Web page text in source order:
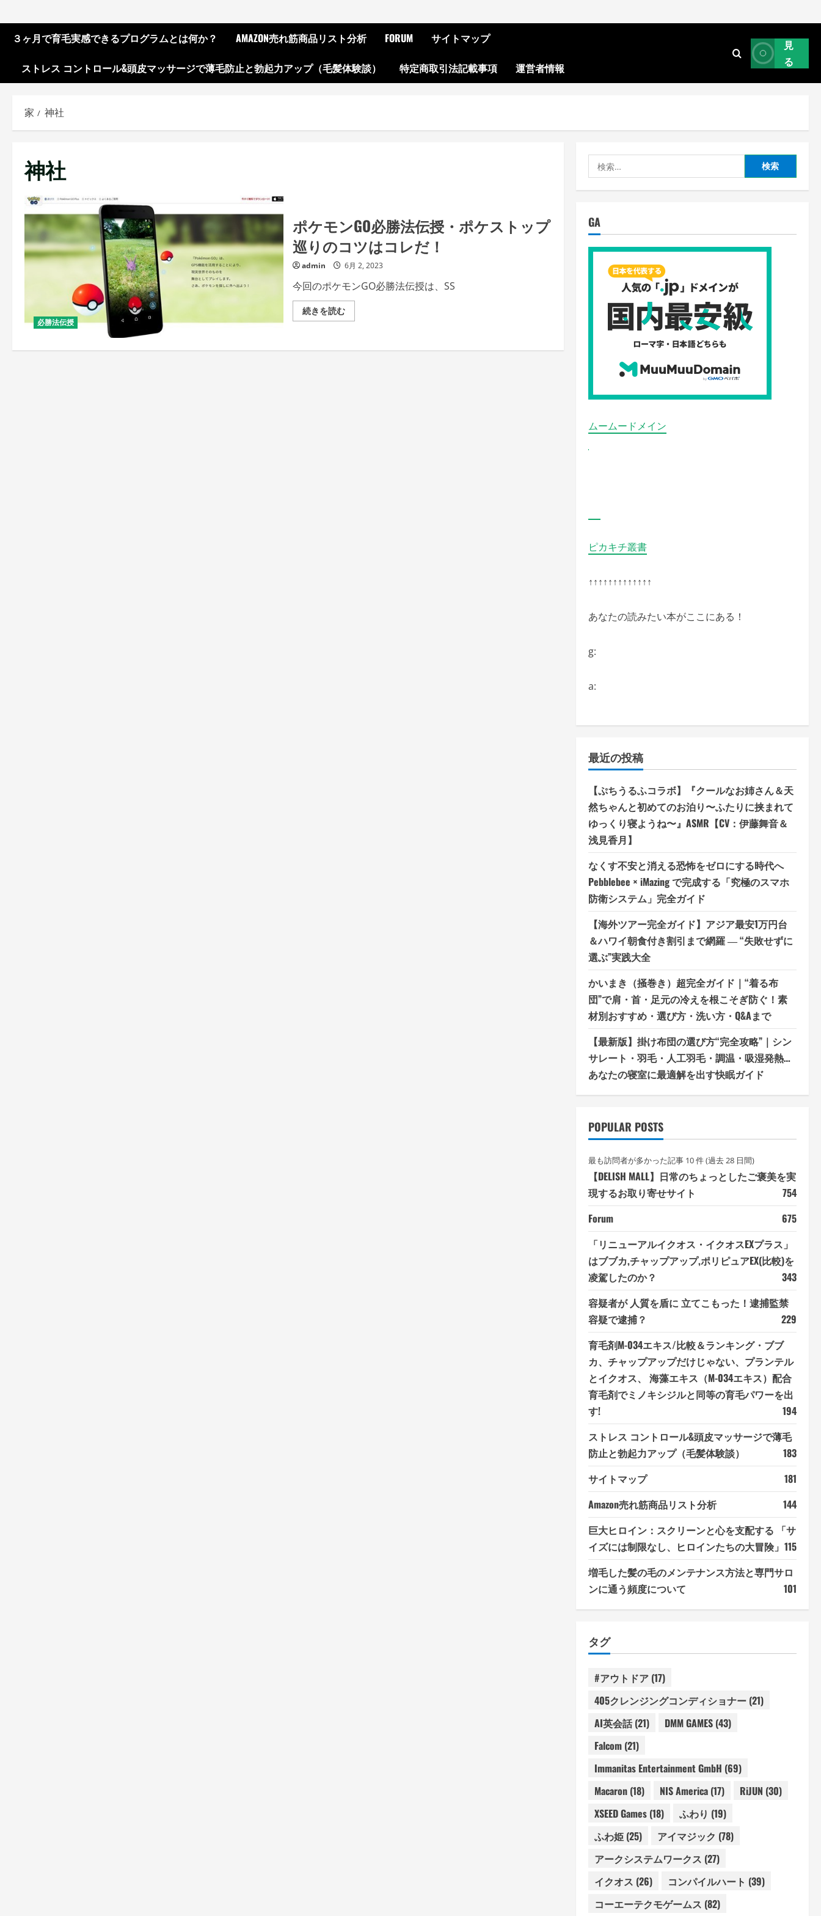
３ヶ月で育毛実感できるプログラムとは何か？ AMAZON売れ筋商品リスト分析 FORUM サイトマップ
ストレス コントロール&頭皮マッサージで薄毛防止と勃起力アップ（毛髪体験談） 特定商取引法記載事項 運営者情報
見
る
家 神社
神社
必勝法伝授
ポケモンGO必勝法伝授・ポケストップ
巡りのコツはコレだ！
admin 6月 2, 2023
今回のポケモンGO必勝法伝授は、SS
続きを読むポ
ケ
必
索:
GA
ムームードメイン
ピカキチ叢書
↑↑↑↑↑↑↑↑↑↑↑↑↑
あなたの読みたい本がここにある！
g:
a:
最近の投稿
【ぷちうるふコラボ】『クールなお姉さん＆天
然ちゃんと初めてのお泊り〜ふたりに挟まれて
ゆっくり寝ようね〜』ASMR【CV：伊藤舞音＆
浅見香月】
なくす不安と消える恐怖をゼロにする時代へ
Pebblebee × iMazing で完成する「究極のスマホ
防衛システム」完全ガイド
【海外ツアー完全ガイド】アジア最安1万円台
＆ハワイ朝食付き割引まで網羅 ― “失敗せずに
選ぶ”実践大全
かいまき（掻巻き）超完全ガイド｜“着る布
団”で肩・首・足元の冷えを根こそぎ防ぐ！素
材別おすすめ・選び方・洗い方・Q&Aまで
【最新版】掛け布団の選び方“完全攻略”｜シン
サレート・羽毛・人工羽毛・調温・吸湿発熱…
あなたの寝室に最適解を出す快眠ガイド
POPULAR POSTS
最も訪問者が多かった記事 10 件 (過去 28 日間)
【DELISH MALL】日常のちょっとしたご褒美を実
現するお取り寄せサイト
754
Forum
675
「リニューアルイクオス・イクオスEXプラス」
はブブカ,チャップアップ,ポリピュアEX(比較)を
凌駕したのか？
343
容疑者が 人質を盾に 立てこもった！逮捕監禁
容疑で逮捕？
229
育毛剤M-034エキス/比較＆ランキング・ブブ
カ、チャップアップだけじゃない、プランテル
とイクオス、 海藻エキス（M-034エキス）配合
育毛剤でミノキシジルと同等の育毛パワーを出
す!
194
ストレス コントロール&頭皮マッサージで薄毛
防止と勃起力アップ（毛髪体験談）
183
サイトマップ
181
Amazon売れ筋商品リスト分析
144
巨大ヒロイン：スクリーンと心を支配する 「サ
イズには制限なし、ヒロインたちの大冒険」 115
増毛した髪の毛のメンテナンス方法と専門サロ
ンに通う頻度について
101
タグ
#アウトドア(17)
405クレンジングコンディショナー(21)
AI英会話(21) DMM GAMES(43)
Falcom(21)
Immanitas Entertainment GmbH (69)
Macaron(18) NIS America(17) RiJUN (30)
XSEED Games(18) ふわり (19)
ふわ姫(25) アイマジック (78)
アークシステムワークス (27)
イクオス (26) コンパイルハート (39)
コーエーテクモゲームス (82)